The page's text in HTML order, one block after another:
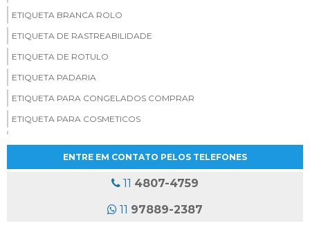
ETIQUETA BRANCA ROLO
ETIQUETA DE RASTREABILIDADE
ETIQUETA DE ROTULO
ETIQUETA PADARIA
ETIQUETA PARA CONGELADOS COMPRAR
ETIQUETA PARA COSMETICOS
ETIQUETAS ADESIVAS ATACADO
ETIQUETAS ADESIVAS COLORIDAS
ENTRE EM CONTATO PELOS TELEFONES
11 4807-4759
11 97889-2387